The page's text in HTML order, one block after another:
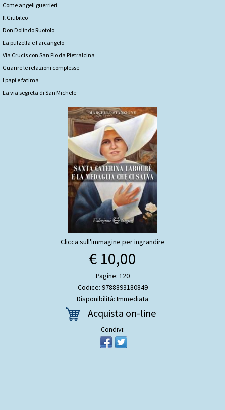
Come angeli guerrieri
Il Giubileo
Don Dolindo Ruotolo
La pulzella e l’arcangelo
Via Crucis con San Pio da Pietralcina
Guarire le relazioni complesse
I papi e fatima
La via segreta di San Michele
Clicca sull'immagine per ingrandire
€ 10,00
Pagine: 120
Codice: 9788893180849
Disponibilità: Immediata
Acquista on-line
Condivi: